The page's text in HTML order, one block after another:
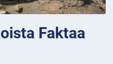
Faktaa